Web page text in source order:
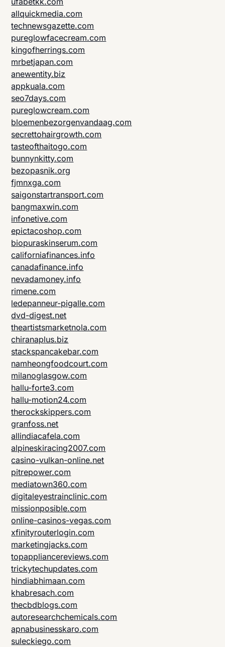
allquickmedia.com
technewsgazette.com
pureglowfacecream.com
kingofherrings.com
mrbetjapan.com
anewentity.biz
appkuala.com
seo7days.com
pureglowcream.com
bloemenbezorgenvandaag.com
secrettohairgrowth.com
tasteofthaitogo.com
bunnynkitty.com
bezopasnik.org
fjmnxga.com
saigonstartransport.com
bangmaxwin.com
infonetive.com
epictacoshop.com
biopuraskinserum.com
californiafinances.info
canadafinance.info
nevadamoney.info
rimene.com
ledepanneur-pigalle.com
dvd-digest.net
theartistsmarketnola.com
chiranaplus.biz
stackspancakebar.com
namheongfoodcourt.com
milanoglasgow.com
hallu-forte3.com
hallu-motion24.com
therockskippers.com
granfoss.net
allindiacafela.com
alpineskiracing2007.com
casino-vulkan-online.net
pitrepower.com
mediatown360.com
digitaleyestrainclinic.com
missionposible.com
online-casinos-vegas.com
xfinityrouterlogin.com
marketingjacks.com
topappliancereviews.com
trickytechupdates.com
hindiabhimaan.com
khabresach.com
thecbdblogs.com
autoresearchchemicals.com
apnabusinesskaro.com
suleckiego.com